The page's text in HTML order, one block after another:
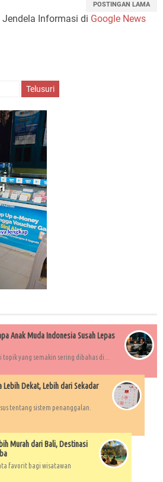
POSTINGAN LAMA
Informasi di Google News
Anak Muda Indonesia Susah Lepas
yang semakin sering dibahas di...
Dekat, Lebih dari Sekadar
tentang sistem penanggalan.
Murah dari Bali, Destinasi
favorit bagi wisatawan